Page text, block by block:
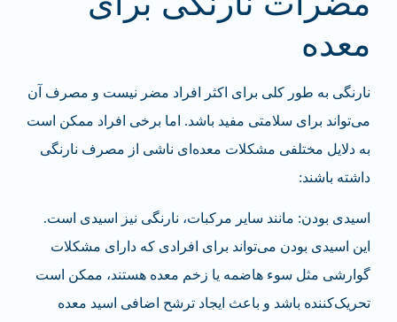
معده
نارنگی به طور کلی برای اکثر افراد مضر نیست و مصرف آن
می‌تواند برای سلامتی مفید باشد. اما برخی افراد ممکن است
به دلایل مختلفی مشکلات معده‌ای ناشی از مصرف نارنگی
داشته باشند:
اسیدی بودن: مانند سایر مرکبات، نارنگی نیز اسیدی است.
این اسیدی بودن می‌تواند برای افرادی که دارای مشکلات
گوارشی مثل سوء هاضمه یا زخم معده هستند، ممکن است
تحریک‌کننده باشد و باعث ایجاد ترشح اضافی اسید معده